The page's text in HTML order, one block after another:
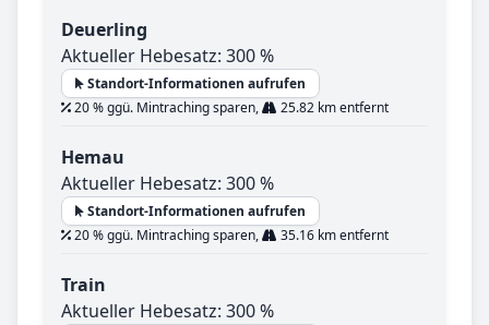
Deuerling
Aktueller Hebesatz: 300 %
Standort-Informationen aufrufen
20 % ggü. Mintraching sparen,
25.82 km entfernt
Hemau
Aktueller Hebesatz: 300 %
Standort-Informationen aufrufen
20 % ggü. Mintraching sparen,
35.16 km entfernt
Train
Aktueller Hebesatz: 300 %